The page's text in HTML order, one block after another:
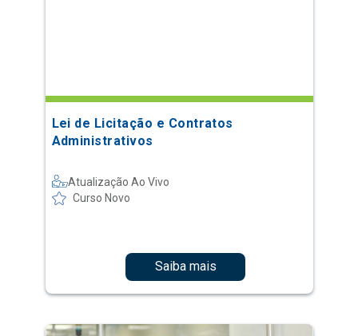
Lei de Licitação e Contratos
Administrativos
Atualização Ao Vivo
Curso Novo
Saiba mais